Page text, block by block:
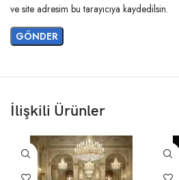
ve site adresim bu tarayıcıya kaydedilsin.
İlişkili Ürünler